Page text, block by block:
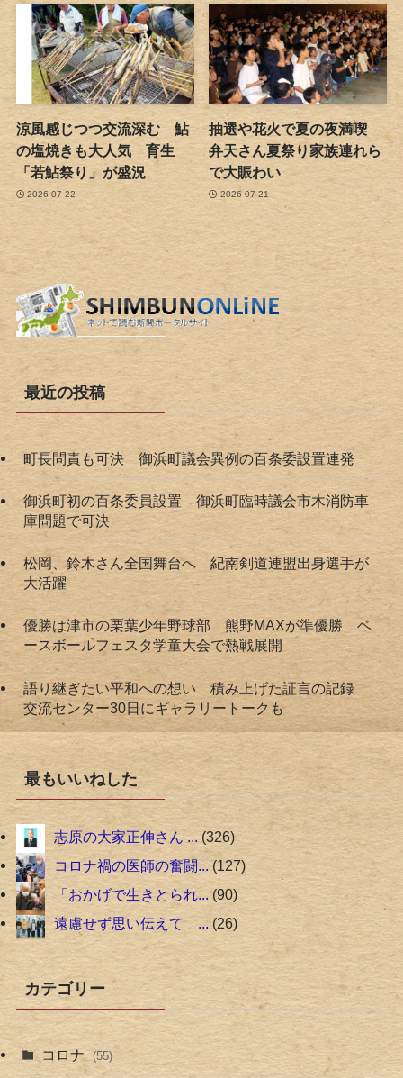
涼風感じつつ交流深む 鮎
の塩焼きも大人気 育生
「若鮎祭り」が盛況
2026-07-22
抽選や花火で夏の夜満喫
弁天さん夏祭り家族連れら
で大賑わい
2026-07-21
最近の投稿
町長問責も可決 御浜町議会異例の百条委設置連発
御浜町初の百条委員設置 御浜町臨時議会市木消防車
庫問題で可決
松岡、鈴木さん全国舞台へ 紀南剣道連盟出身選手が
大活躍
優勝は津市の栗葉少年野球部 熊野MAXが準優勝 ベ
ースボールフェスタ学童大会で熱戦展開
語り継ぎたい平和への想い 積み上げた証言の記録
交流センター30日にギャラリートークも
最もいいねした
志原の大家正伸さん ... 326
コロナ禍の医師の奮闘... 127
「おかげで生きとられ... 90
遠慮せず思い伝えて ... 26
カテゴリー
コロナ (55)